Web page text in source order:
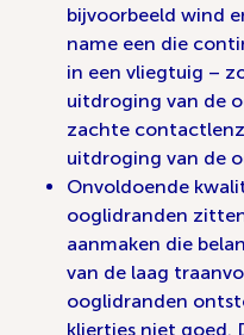
bijvoorbeeld wind
name een die
in een vliegtuig –
uitdroging van de
zachte
uitdroging van de
Onvoldoende
ooglidranden
aanmaken die
van de laag
ooglidranden
kliertjes niet goed.